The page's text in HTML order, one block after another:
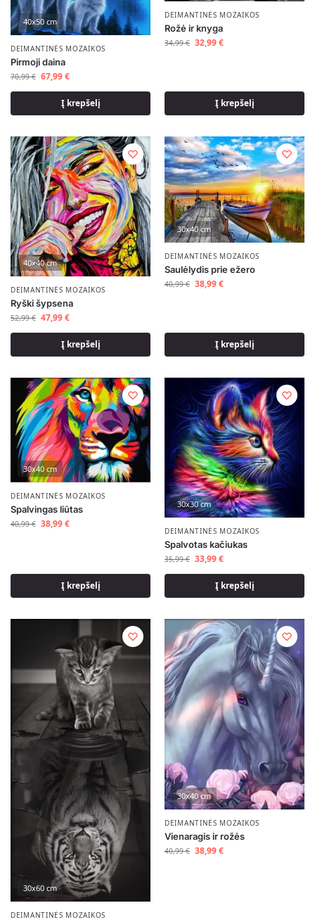
40x50 cm
DEIMANTINĖS MOZAIKOS
Pirmoji daina
70,99€ 67,99€
Į krepšelį
DEIMANTINĖS MOZAIKOS
Rožė ir knyga
34,99€ 32,99€
Į krepšelį
40x40 cm
DEIMANTINĖS MOZAIKOS
Ryški šypsena
52,99€ 47,99€
Į krepšelį
30x40 cm
DEIMANTINĖS MOZAIKOS
Saulėlydis prie ežero
40,99€ 38,99€
Į krepšelį
30x40 cm
DEIMANTINĖS MOZAIKOS
Spalvingas liūtas
40,99€ 38,99€
Į krepšelį
30x30 cm
DEIMANTINĖS MOZAIKOS
Spalvotas kačiukas
35,99€ 33,99€
Į krepšelį
30x60 cm
DEIMANTINĖS MOZAIKOS
30x40 cm
DEIMANTINĖS MOZAIKOS
Vienaragis ir rožės
40,99€ 38,99€